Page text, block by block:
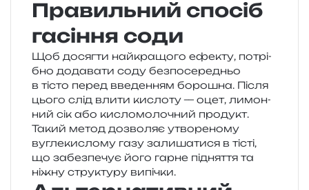
Правильний спосіб
гасіння соди
Щоб досяг­ти най­кра­що­го ефе­кту, потрі­
бно дода­ва­ти соду без­по­се­ре­дньо
в тісто перед вве­де­н­ням боро­шна. Після
цього слід влити кисло­ту — оцет, лимон­
ний сік або кисло­мо­ло­чний про­дукт.
Такий метод дозво­ляє утво­ре­но­му
вугле­ки­сло­му газу зали­ша­ти­ся в тісті,
що забез­пе­чує його гарне під­ня­т­тя та
ніжну стру­кту­ру випічки.